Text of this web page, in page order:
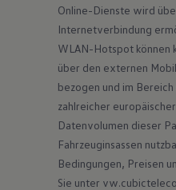
Online-Dienste wird
Internetverbindung
WLAN-Hotspot können
über den externen
bezogen und im
zahlreicher
Datenvolumen dieser
Fahrzeuginsassen
Bedingungen, Preisen
Sie unter